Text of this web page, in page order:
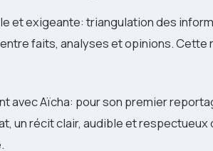
et exigeante: triangulation des
faits, analyses et opinions. Cette
avec Aïcha: pour son premier
un récit clair, audible et